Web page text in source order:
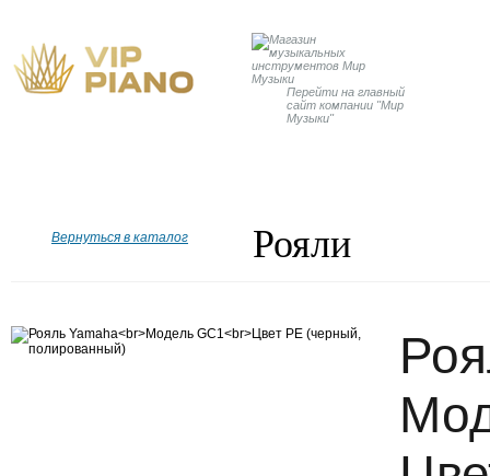
Перейти на главный
сайт компании "Мир
Музыки"
Вернуться в каталог Рояли